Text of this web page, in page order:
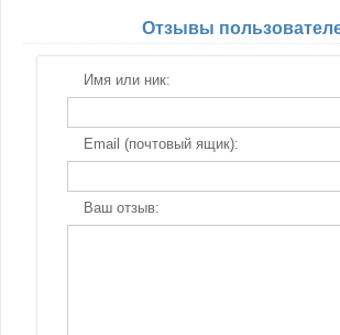
Отзывы
Имя или ник:
Email (почтовый ящик):
Ваш отзыв: